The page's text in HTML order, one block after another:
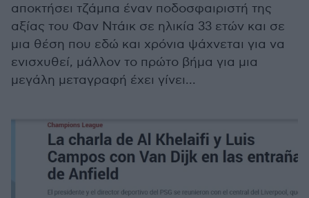
αποκτήσει τζάμπα έναν ποδοσφαιριστή της
αξίας του Φαν Ντάικ σε ηλικία 33 ετών και σε
μια θέση που εδώ και χρόνια ψάχνεται για να
ενισχυθεί, μάλλον το πρώτο βήμα για μια
μεγάλη μεταγραφή έχει γίνει...